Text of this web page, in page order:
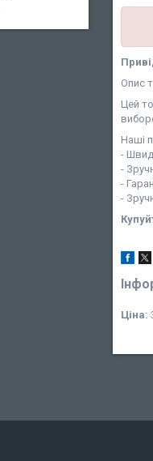
Опис
Цей
Наші
-
-
-
-
Ціна: